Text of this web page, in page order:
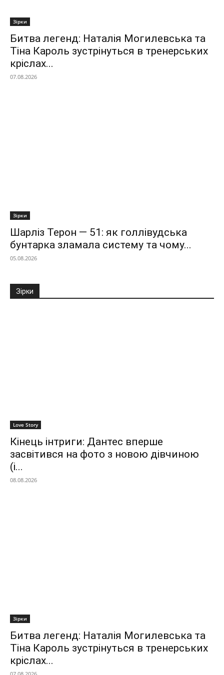
Зірки
Битва легенд: Наталія Могилевська та
Тіна Кароль зустрінуться в тренерських
кріслах...
07.08.2026
Зірки
Шарліз Терон — 51: як голлівудська
бунтарка зламала систему та чому...
05.08.2026
Зірки
Love Story
Кінець інтриги: Дантес вперше
засвітився на фото з новою дівчиною
(і...
08.08.2026
Зірки
Битва легенд: Наталія Могилевська та
Тіна Кароль зустрінуться в тренерських
кріслах...